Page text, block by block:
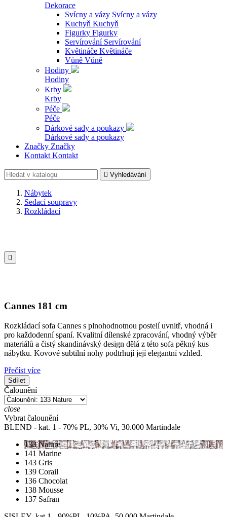
Dekorace
Svícny a vázy Svícny a vázy
Kuchyň Kuchyň
Figurky Figurky
Servírování Servírování
Květináče Květináče
Vůně Vůně
Hodiny
Hodiny
Krby
Krby
Péče
Péče
Dárkové sady a poukazy
Dárkové sady a poukazy
Značky Značky
Kontakt Kontakt
 Vyhledávání
Nábytek
Sedací soupravy
Rozkládací

Cannes 181 cm
Rozkládací sofa Cannes s plnohodnotnou postelí uvnitř, vhodná i
pro každodenní spaní. Kvalitní dílenské zpracování, vhodný výběr
materiálů a čistý skandinávský design dělá z této sofa pěkný kus
nábytku. Kovové subtilní nohy podtrhují její elegantní vzhled.
Přečíst více
Sdílet
Čalounění
close
Vybrat čalounění
BLEND - kat. 1 - 70% PL, 30% Vi, 30.000 Martindale
133 Nature
141 Marine
143 Gris
139 Corail
136 Chocolat
138 Mousse
137 Safran